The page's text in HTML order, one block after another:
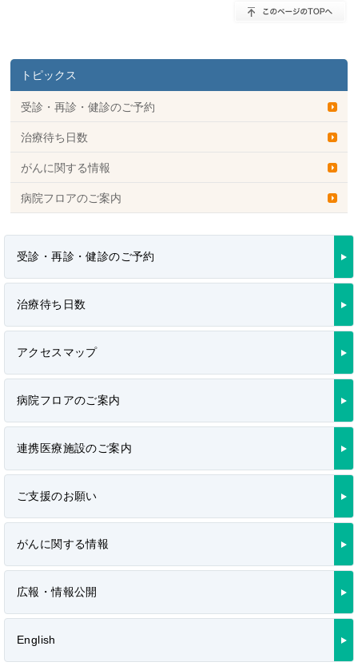
トピックス
受診・再診・健診のご予約
治療待ち日数
がんに関する情報
病院フロアのご案内
受診・再診・健診のご予約
治療待ち日数
アクセスマップ
病院フロアのご案内
連携医療施設のご案内
ご支援のお願い
がんに関する情報
広報・情報公開
English